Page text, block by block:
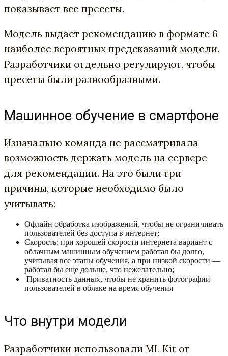
показывает все пресеты.
Модель выдает рекомендацию в формате 6
наиболее вероятных предсказаний модели.
Разработчики отдельно регулируют, чтобы
пресеты были разнообразными.
Машинное обучение в смартфоне
Изначально команда не рассматривала
возможность держать модель на сервере
для рекомендации. На это были три
причины, которые необходимо было
учитывать:
Офлайн обработка изображений, чтобы не ограничивать
пользователей без доступа в интернет;
Cкорость: при хорошей скорости интернета вариант с
облачным машинным обучением работал бы долго,
учитывая все этапы обучения, а при низкой скорости —
работал бы еще дольше, что нежелательно;
Приватность данных, чтобы не хранить фотографии
пользователей в облаке на время обучения
Что внутри модели
Разработчики использовали ML Kit от